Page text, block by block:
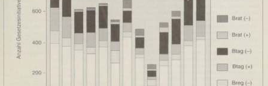
In
Lightbox
öffnen